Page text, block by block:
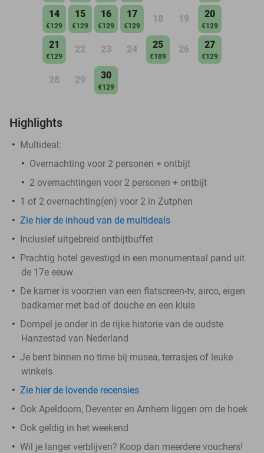
14
€129
15
€129
16
€129
17
€129
18 19 20
€129
21
€129
22 23 24 25
€109
26 27
€129
28 29 30
€129
Highlights
Multideal:
Overnachting voor 2 personen + ontbijt
2 overnachtingen voor 2 personen + ontbijt
1 of 2 overnachting(en) voor 2 in Zutphen
Zie hier de inhoud van de multideals
Inclusief uitgebreid ontbijtbuffet
Prachtig hotel gevestigd in een monumentaal pand uit
de 17e eeuw
De kamer is voorzien van een flatscreen-tv, airco, eigen
badkamer met bad of douche en een kluis
Dompel je onder in de rijke historie van de oudste
Hanzestad van Nederland
Je bent binnen no time bij musea, terrasjes of leuke
winkels
Zie hier de lovende recensies
Ook Apeldoorn, Deventer en Arnhem liggen om de hoek
Ook geldig in het weekend
Wil je langer verblijven? Koop dan meerdere vouchers!